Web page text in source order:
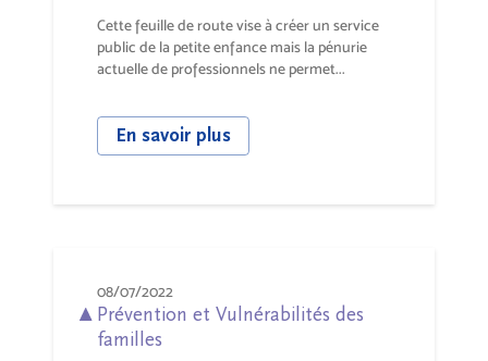
Cette feuille de route vise à créer un service
public de la petite enfance mais la pénurie
actuelle de professionnels ne permet...
En savoir plus
08/07/2022
Prévention et Vulnérabilités des
familles